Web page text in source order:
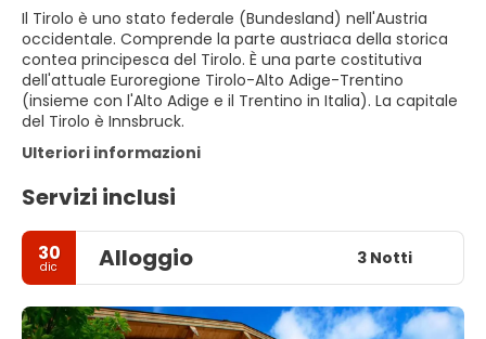
Il Tirolo è uno stato federale (Bundesland) nell'Austria
occidentale. Comprende la parte austriaca della storica
contea principesca del Tirolo. È una parte costitutiva
dell'attuale Euroregione Tirolo-Alto Adige-Trentino
(insieme con l'Alto Adige e il Trentino in Italia). La capitale
del Tirolo è Innsbruck.
Ulteriori informazioni
Servizi inclusi
30
dic Alloggio 3 Notti